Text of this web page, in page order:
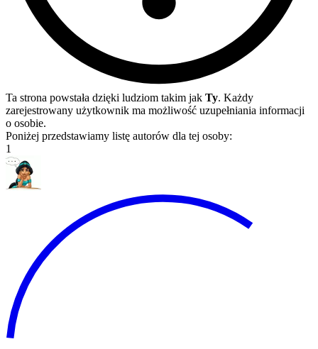
Ta strona powstała dzięki ludziom takim jak Ty. Każdy
zarejestrowany użytkownik ma możliwość uzupełniania informacji
o osobie.
Poniżej przedstawiamy listę autorów dla tej osoby:
1